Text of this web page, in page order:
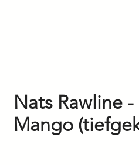
Nats Rawline
Mango